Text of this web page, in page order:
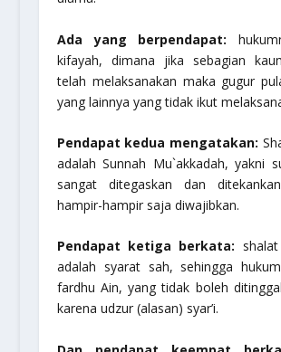
Ada yang berpendapat:
kifayah, dimana jika sebagian
telah melaksanakan maka gugur
yang lainnya yang tidak ikut
Pendapat kedua mengatakan:
adalah Sunnah Mu`akkadah, yakni
sangat ditegaskan dan
hampir-hampir saja diwajibkan.
Pendapat ketiga berkata:
adalah syarat sah, sehingga
fardhu Ain, yang tidak boleh
karena udzur (alasan) syar’i.